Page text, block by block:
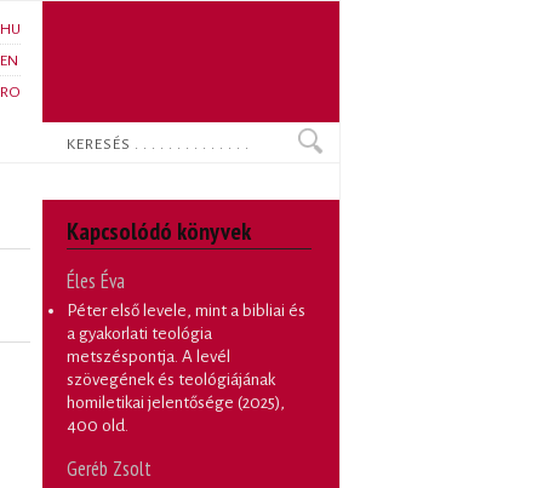
HU
EN
RO
Keresés
Kapcsolódó könyvek
Éles Éva
Péter első levele, mint a bibliai és
a gyakorlati teológia
metszéspontja. A levél
szövegének és teológiájának
homiletikai jelentősége (2025),
400 old.
Geréb Zsolt